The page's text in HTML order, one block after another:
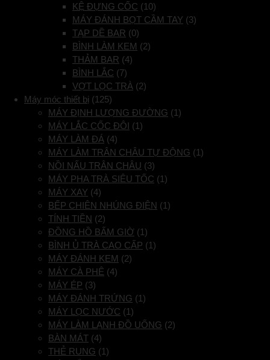
KỆ ĐỰNG CỐC (10)
MÁY ĐÁNH BỌT CẦM TAY (3)
TẠP DỀ BAR (0)
BÌNH LÀM KEM (2)
THẢM BAR (4)
BÌNH LẮC (7)
VỢT LỌC TRÀ (2)
Máy móc thiết bị (125)
MÁY ĐỊNH LƯỢNG ĐƯỜNG (1)
MÁY LẮC CỐC ĐÔI (1)
MÁY LÀM ĐÁ (4)
MÁY LÀM TRÂN CHÂU TỰ ĐỘNG (1)
NỒI NẤU TRÂN CHÂU (3)
MÁY PHA TRÀ SIÊU TỐC (1)
MÁY XAY (4)
BẾP CHIÊN NHÚNG ĐIỆN (1)
TÍNH TIỀN (2)
ĐỒNG HỒ BẤM GIỜ (1)
BÌNH Ủ TRÀ CAO CẤP (1)
MÁY ĐÁNH KEM (2)
MÁY CÀ PHÊ (4)
MÁY ÉP (3)
MÁY ĐÁNH TRỨNG (1)
MÁY LỌC NƯỚC (1)
MÁY LÀM LẠNH ĐỒ UỐNG (2)
BÀN MÁT (4)
THẺ RUNG (1)